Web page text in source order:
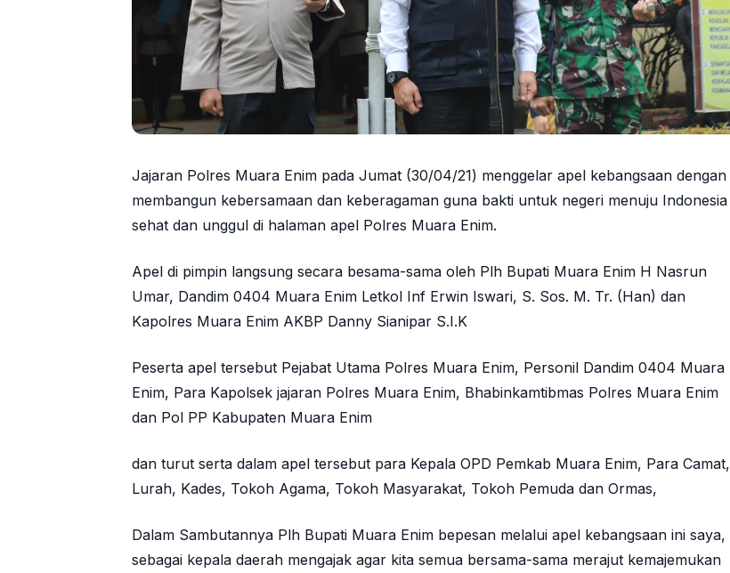
Jajaran Polres Muara Enim pada Jumat (30/04/21) menggelar apel kebangsaan dengan
membangun kebersamaan dan keberagaman guna bakti untuk negeri menuju Indonesia
sehat dan unggul di halaman apel Polres Muara Enim.
Apel di pimpin langsung secara besama-sama oleh Plh Bupati Muara Enim H Nasrun
Umar, Dandim 0404 Muara Enim Letkol Inf Erwin Iswari, S. Sos. M. Tr. (Han) dan
Kapolres Muara Enim AKBP Danny Sianipar S.I.K
Peserta apel tersebut Pejabat Utama Polres Muara Enim, Personil Dandim 0404 Muara
Enim, Para Kapolsek jajaran Polres Muara Enim, Bhabinkamtibmas Polres Muara Enim
dan Pol PP Kabupaten Muara Enim
dan turut serta dalam apel tersebut para Kepala OPD Pemkab Muara Enim, Para Camat,
Lurah, Kades, Tokoh Agama, Tokoh Masyarakat, Tokoh Pemuda dan Ormas,
Dalam Sambutannya Plh Bupati Muara Enim bepesan melalui apel kebangsaan ini saya,
sebagai kepala daerah mengajak agar kita semua bersama-sama merajut kemajemukan